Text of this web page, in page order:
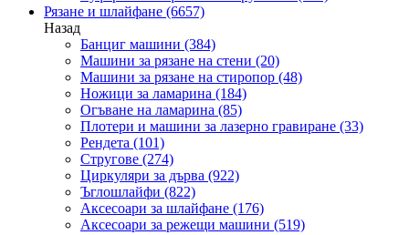
Рязане и шлайфане (6657)
Назад
Банциг машини (384)
Машини за рязане на стени (20)
Машини за рязане на стиропор (48)
Ножици за ламарина (184)
Огъване на ламарина (85)
Плотери и машини за лазерно гравиране (33)
Рендета (101)
Стругове (274)
Циркуляри за дърва (922)
Ъглошлайфи (822)
Аксесоари за шлайфане (176)
Аксесоари за режещи машини (519)